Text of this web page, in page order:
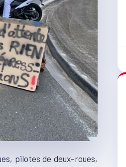
pilotes de deux-roues,